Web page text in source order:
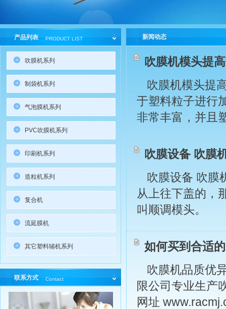
新闻动态
吹膜机模头提
吹膜机模头提
于塑料粒子进行
非常丰富，并且
吹膜设备 吹膜
吹膜设备 吹膜
从上往下盖的，
叫顺调模头。
如何买到合适
吹膜机品质优
限公司专业生产
网址
产品列表 PRODUCT LIST
吹膜机系列
制袋机系列
气泡膜机系列
PVC吹膜机系列
印刷机系列
造粒机系列
复合机
流延膜机
其它塑料辅机系列
联系方式 Contact